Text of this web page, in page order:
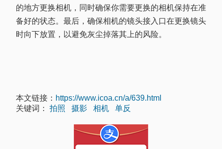
的地方更换相机，同时确保你需要更换的相机保持在准
备好的状态。最后，确保相机的镜头接入口在更换镜头
时向下放置，以避免灰尘掉落其上的风险。
本文链接： https://www.icoa.cn/a/639.html
关键词： 拍照 摄影 相机 单反